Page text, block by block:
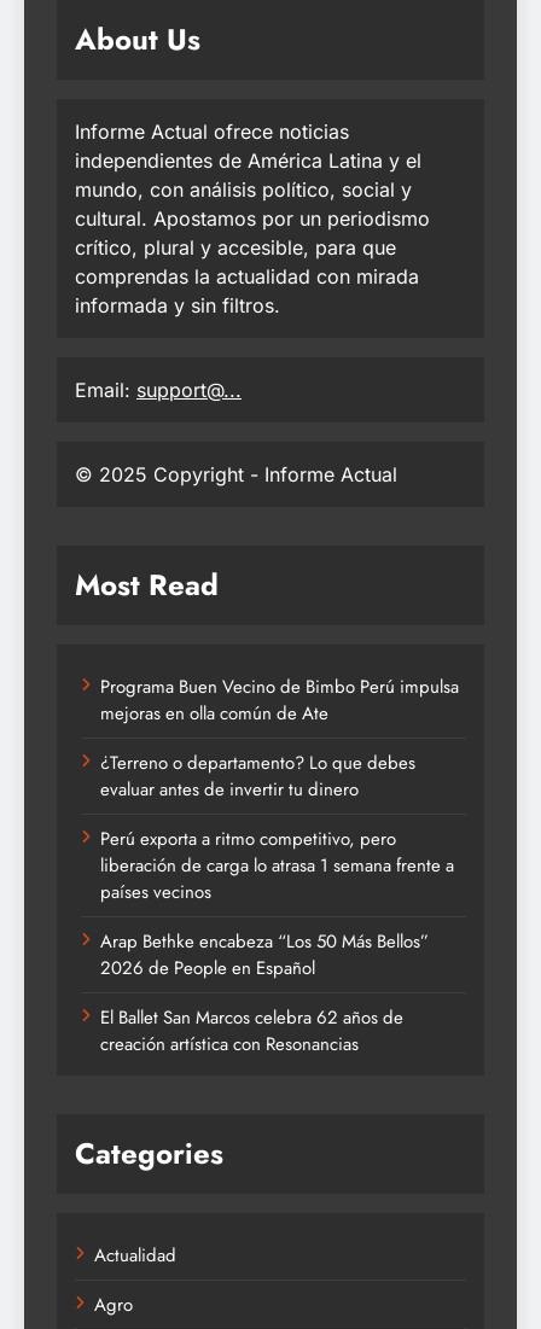
About Us
Informe Actual ofrece noticias
independientes de América Latina y el
mundo, con análisis político, social y
cultural. Apostamos por un periodismo
crítico, plural y accesible, para que
comprendas la actualidad con mirada
informada y sin filtros.
Email: support@...
© 2025 Copyright - Informe Actual
Most Read
Programa Buen Vecino de Bimbo Perú impulsa
mejoras en olla común de Ate
¿Terreno o departamento? Lo que debes
evaluar antes de invertir tu dinero
Perú exporta a ritmo competitivo, pero
liberación de carga lo atrasa 1 semana frente a
países vecinos
Arap Bethke encabeza “Los 50 Más Bellos”
2026 de People en Español
El Ballet San Marcos celebra 62 años de
creación artística con Resonancias
Categories
Actualidad
Agro